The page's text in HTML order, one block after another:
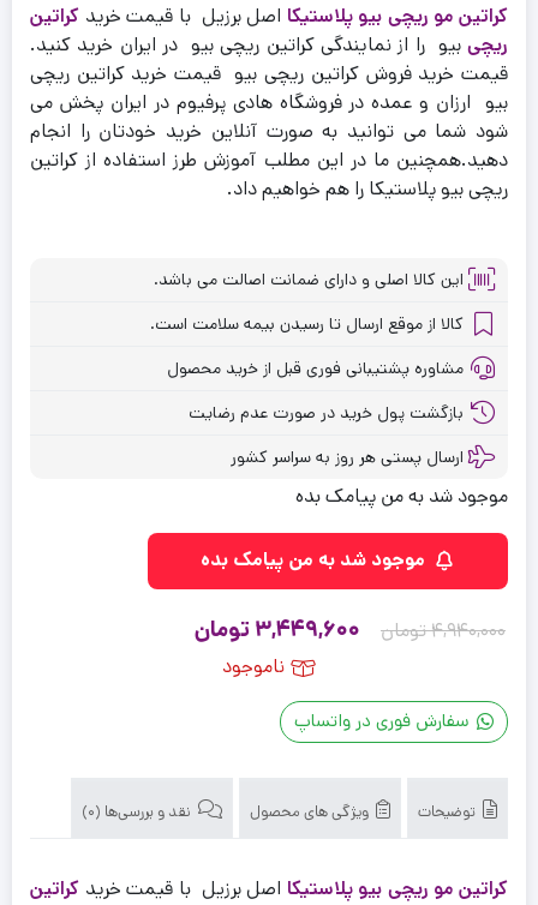
کراتین مو ریچی بیو پلاستیکا اصل برزیل با قیمت خرید کراتین
ریچی بیو را از نمایندگی کراتین ریچی بیو در ایران خرید کنید.
قیمت خرید فروش کراتین ریچی بیو قیمت خرید کراتین ریچی
بیو ارزان و عمده در فروشگاه هادی پرفیوم در ایران پخش می
شود شما می توانید به صورت آنلاین خرید خودتان را انجام
دهید.همچنین ما در این مطلب آموزش طرز استفاده از کراتین
ریچی بیو پلاستیکا را هم خواهیم داد.
این کالا اصلی و دارای ضمانت اصالت می باشد.
کالا از موقع ارسال تا رسیدن بیمه سلامت است.
مشاوره پشتیبانی فوری قبل از خرید محصول
بازگشت پول خرید در صورت عدم رضایت
ارسال پستی هر روز به سراسر کشور
موجود شد به من پیامک بده
موجود شد به من پیامک بده
4,940,000تومان
قیمت
بود.
3,449,600 تومان
ناموجود
سفارش فوری در واتساپ
توضیحات ویژگی های محصول نقد و بررسی‌ها (0)
کراتین مو ریچی بیو پلاستیکا اصل برزیل با قیمت خرید کراتین